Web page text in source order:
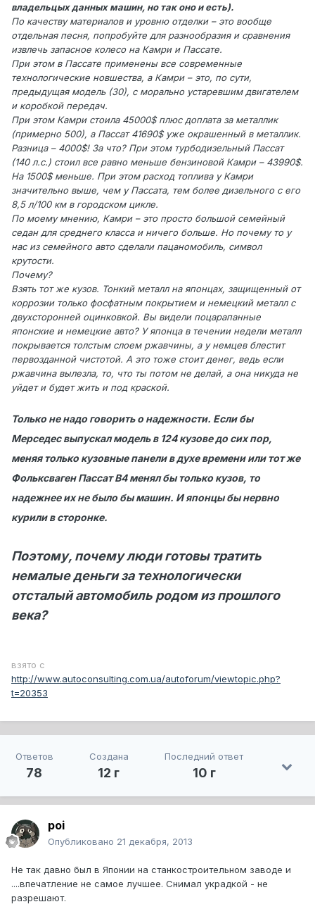
владельцых данных машин, но так оно и есть).
По качеству материалов и уровню отделки – это вообще
отдельная песня, попробуйте для разнообразия и сравнения
извлечь запасное колесо на Камри и Пассате.
При этом в Пассате применены все современные
технологические новшества, а Камри – это, по сути,
предыдущая модель (30), с морально устаревшим двигателем
и коробкой передач.
При этом Камри стоила 45000$ плюс доплата за металлик
(примерно 500), а Пассат 41690$ уже окрашенный в металлик.
Разница – 4000$! За что? При этом турбодизельный Пассат
(140 л.с.) стоил все равно меньше бензиновой Камри – 43990$.
На 1500$ меньше. При этом расход топлива у Камри
значительно выше, чем у Пассата, тем более дизельного с его
8,5 л/100 км в городском цикле.
По моему мнению, Камри – это просто большой семейный
седан для среднего класса и ничего больше. Но почему то у
нас из семейного авто сделали пацаномобиль, символ
крутости.
Почему?
Взять тот же кузов. Тонкий металл на японцах, защищенный от
коррозии только фосфатным покрытием и немецкий металл с
двухсторонней оцинковкой. Вы видели поцарапанные
японские и немецкие авто? У японца в течении недели металл
покрывается толстым слоем ржавчины, а у немцев блестит
первозданной чистотой. А это тоже стоит денег, ведь если
ржавчина вылезла, то, что ты потом не делай, а она никуда не
уйдет и будет жить и под краской.
Только не надо говорить о надежности. Если бы
Мерседес выпускал модель в 124 кузове до сих пор,
меняя только кузовные панели в духе времени или тот же
Фольксваген Пассат В4 менял бы только кузов, то
надежнее их не было бы машин. И японцы бы нервно
курили в сторонке.
Поэтому, почему люди готовы тратить
немалые деньги за технологически
отсталый автомобиль родом из прошлого
века?
взято с
http://www.autoconsulting.com.ua/autoforum/viewtopic.php?
t=20353
Ответов
78
Создана
12 г
Последний ответ
10 г
poi
Опубликовано 21 декабря, 2013
Не так давно был в Японии на станкостроительном заводе и
....впечатление не самое лучшее. Снимал украдкой - не
разрешают.